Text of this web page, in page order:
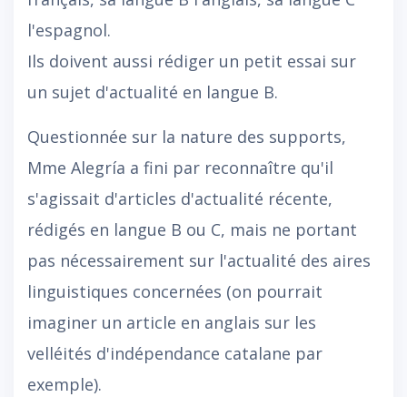
l'espagnol.
Ils doivent aussi rédiger un petit essai sur
un sujet d'actualité en langue B.
Questionnée sur la nature des supports,
Mme Alegría a fini par reconnaître qu'il
s'agissait d'articles d'actualité récente,
rédigés en langue B ou C, mais ne portant
pas nécessairement sur l'actualité des aires
linguistiques concernées (on pourrait
imaginer un article en anglais sur les
velléités d'indépendance catalane par
exemple).